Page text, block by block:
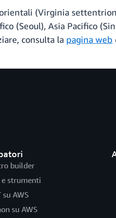
(Virginia
(Seoul), Asia Pacifico
consulta la pagina web
builder
e strumenti
su AWS
su AWS